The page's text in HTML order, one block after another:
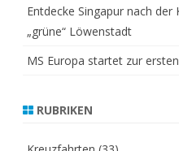
Entdecke Singapur nach
„grüne“ Löwenstadt
MS Europa startet zur
RUBRIKEN